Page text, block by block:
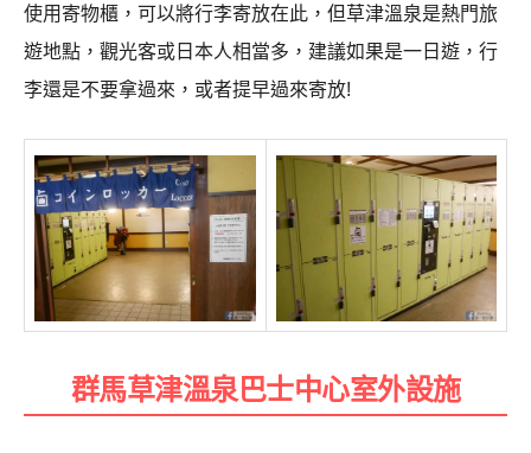
使用寄物櫃，可以將行李寄放在此，但草津溫泉是熱門旅
遊地點，觀光客或日本人相當多，建議如果是一日遊，行
李還是不要拿過來，或者提早過來寄放!
群馬草津溫泉巴士中心室外設施